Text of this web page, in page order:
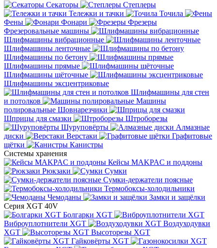
Секаторы
Степлеры
Тележки и тачки
Точила
Фены
Фонари
Фрезеры
Фрезеровальные машины
Шлифмашины вибрационные
Шлифмашины ленточные
Шлифмашины по бетону
Шлифмашины прямые
Шлифмашины щёточные
Шлифмашины эксцентриковые
Шлифмашины для стен
и потолков
Машины
полировальные Шовнарезчики
Шприцы для смазки
Штроборезы
Шуруповёрты
Алмазные
диски
Верстаки
Графитовые
щётки
Канистры
Системы хранения
Кейсы MAKPAC и поддоны
Рюкзаки
Сумки
Сумки-держатели поясные
Термобоксы-холодильники
Чемоданы
Замки и защёлки
Серия XGT 40V
Болгарки XGT
Виброуплотнители XGT
Воздуходувки
XGT
Высоторезы XGT
Гайковёрты XGT